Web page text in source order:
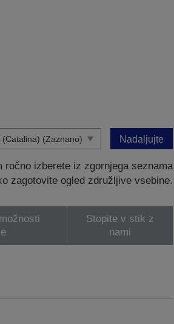
Nadaljujte
izberete iz zgornjega seznama
zagotovite ogled združljive vsebine.
Stopite v stik z
nami